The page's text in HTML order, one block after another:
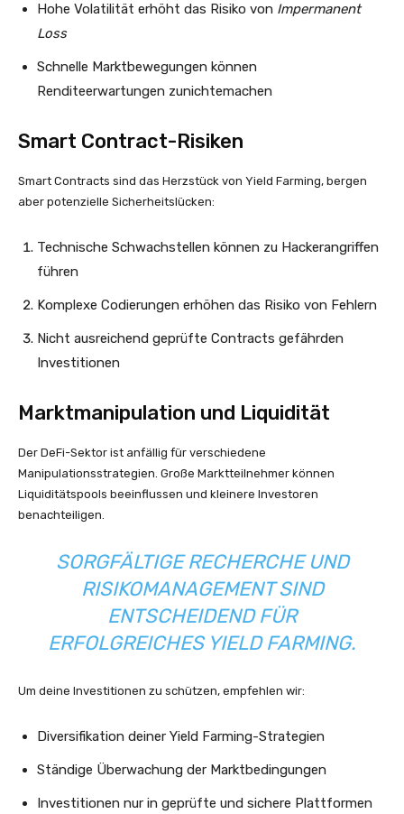
Hohe Volatilität erhöht das Risiko von Impermanent
Loss
Schnelle Marktbewegungen können
Renditeerwartungen zunichtemachen
Smart Contract-Risiken
Smart Contracts sind das Herzstück von Yield Farming, bergen
aber potenzielle Sicherheitslücken:
Technische Schwachstellen können zu Hackerangriffen
führen
Komplexe Codierungen erhöhen das Risiko von Fehlern
Nicht ausreichend geprüfte Contracts gefährden
Investitionen
Marktmanipulation und Liquidität
Der DeFi-Sektor ist anfällig für verschiedene
Manipulationsstrategien. Große Marktteilnehmer können
Liquiditätspools beeinflussen und kleinere Investoren
benachteiligen.
SORGFÄLTIGE RECHERCHE UND
RISIKOMANAGEMENT SIND
ENTSCHEIDEND FÜR
ERFOLGREICHES YIELD FARMING.
Um deine Investitionen zu schützen, empfehlen wir:
Diversifikation deiner Yield Farming-Strategien
Ständige Überwachung der Marktbedingungen
Investitionen nur in geprüfte und sichere Plattformen